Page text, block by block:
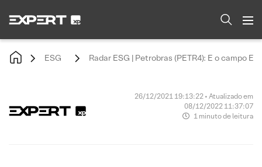
ESG Radar ESG | Petrobras (PETR4): E o campo
26/12/2021 19:13:22 • Atualizado em
08/12/2022 11:37:07
1 minuto de leitura